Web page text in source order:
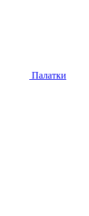
Палатки